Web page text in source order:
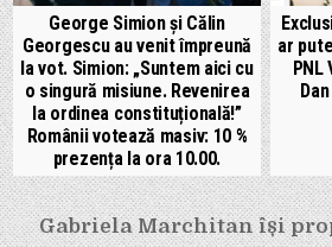
George Simion și Călin
Georgescu au venit împreună
la vot. Simion: „Suntem aici cu
o singură misiune. Revenirea
la ordinea constituțională!”
Românii votează masiv: 10 %
prezența la ora 10.00.
ar
Navigare
Gabriela Marchitan își